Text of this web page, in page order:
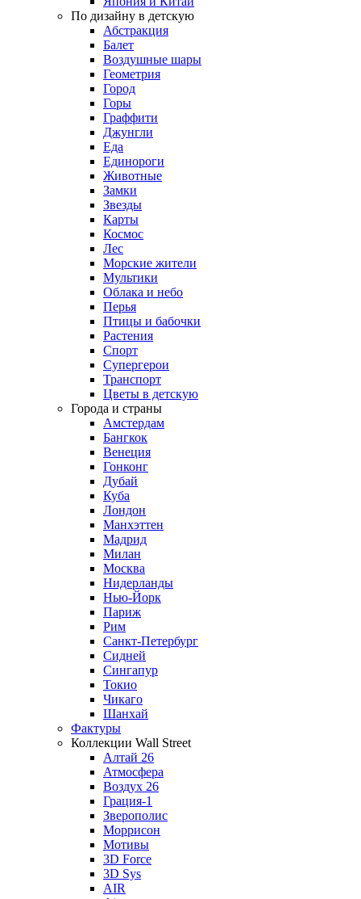
По дизайну в детскую
Абстракция
Балет
Воздушные шары
Геометрия
Город
Горы
Граффити
Джунгли
Еда
Единороги
Животные
Замки
Звезды
Карты
Космос
Лес
Морские жители
Мультики
Облака и небо
Перья
Птицы и бабочки
Растения
Спорт
Супергерои
Транспорт
Цветы в детскую
Города и страны
Амстердам
Бангкок
Венеция
Гонконг
Дубай
Куба
Лондон
Манхэттен
Мадрид
Милан
Москва
Нидерланды
Нью-Йорк
Париж
Рим
Санкт-Петербург
Сидней
Сингапур
Токио
Чикаго
Шанхай
Фактуры
Коллекции Wall Street
Алтай 26
Атмосфера
Воздух 26
Грация-1
Зверополис
Моррисон
Мотивы
3D Force
3D Sys
AIR